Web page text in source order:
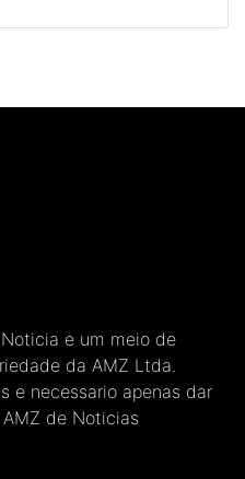
e um meio de
da AMZ Ltda.
e necessario apenas dar
de Noticias